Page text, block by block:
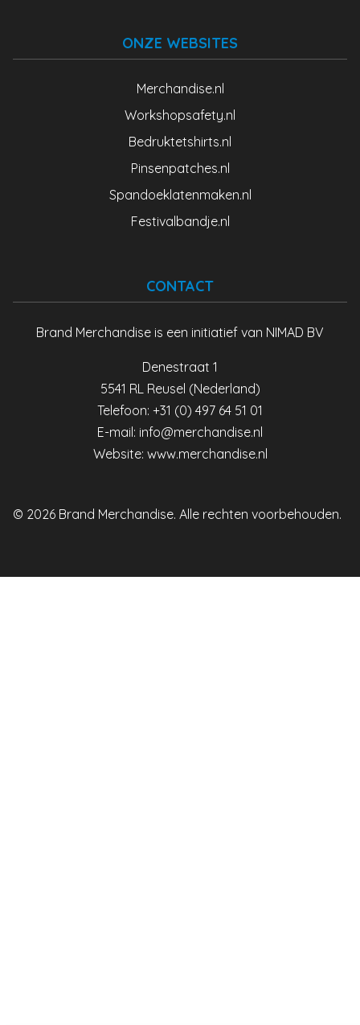
ONZE WEBSITES
Merchandise.nl
Workshopsafety.nl
Bedruktetshirts.nl
Pinsenpatches.nl
Spandoeklatenmaken.nl
Festivalbandje.nl
CONTACT
Brand Merchandise is een initiatief van NIMAD BV
Denestraat 1
5541 RL Reusel (Nederland)
Telefoon: +31 (0) 497 64 51 01
E-mail: info@merchandise.nl
Website: www.merchandise.nl
© 2026 Brand Merchandise. Alle rechten voorbehouden.